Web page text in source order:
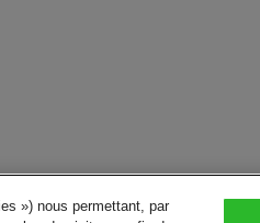
») nous permettant, par